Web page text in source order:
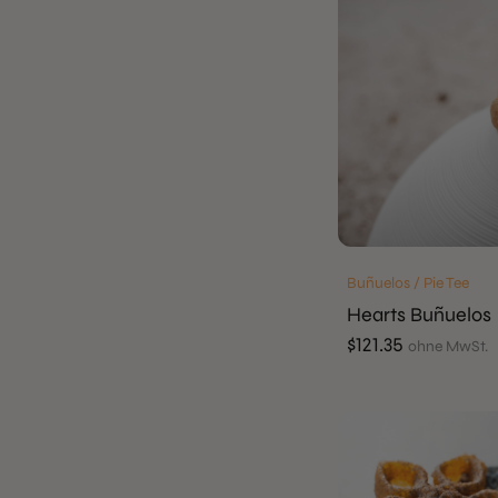
Buñuelos / Pie Tee
Hearts Buñuelos
$121.35 ohne MwSt.